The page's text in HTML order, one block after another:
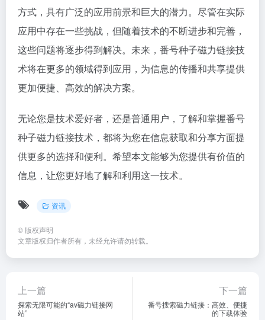
方式，具有广泛的应用前景和巨大的潜力。尽管在实际
应用中存在一些挑战，但随着技术的不断进步和完善，
这些问题将逐步得到解决。未来，番号种子磁力链接技
术将在更多的领域得到应用，为信息的传播和共享提供
更加便捷、高效的解决方案。
无论您是技术爱好者，还是普通用户，了解和掌握番号
种子磁力链接技术，都将为您在信息获取和分享方面提
供更多的选择和便利。希望本文能够为您提供有价值的
信息，让您更好地了解和利用这一技术。
资讯
© 版权声明
文章版权归作者所有，未经允许请勿转载。
上一篇
探索无限可能的“av磁力链接网
站”
下一篇
番号搜索磁力链接：高效、便捷
的下载体验